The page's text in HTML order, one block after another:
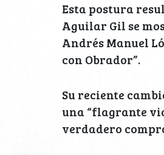
Esta postura
Aguilar Gil se
Andrés Manuel
con Obrador”.
Su reciente
una “flagrante
verdadero